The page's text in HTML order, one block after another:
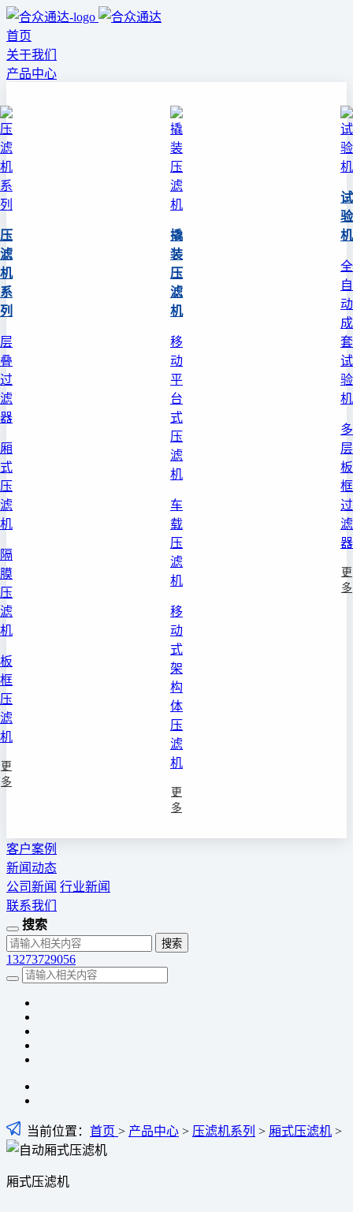
首页
关于我们
产品中心
压
滤
机
系
列
层
叠
过
滤
器
厢
式
压
滤
机
隔
膜
压
滤
机
板
框
压
滤
机
更
多
撬
装
压
滤
机
移
动
平
台
式
压
滤
机
车
载
压
滤
机
移
动
式
架
构
体
压
滤
机
更
多
试
验
机
全
自
动
成
套
试
验
机
多
层
板
框
过
滤
器
更
多
客户案例
新闻动态
公司新闻 行业新闻
联系我们
搜索
13273729056
当前位置： 首页 > 产品中心 > 压滤机系列 > 厢式压滤机 >
厢式压滤机